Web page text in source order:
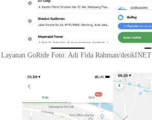
Layanan GoRide Foto: Adi Fida Rahman/detikINET